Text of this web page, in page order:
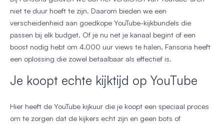
niet te duur hoeft te zijn. Daarom bieden we een
verscheidenheid aan goedkope YouTube-kijkbundels die
passen bij elk budget. Of je nu net je kanaal begint of een
boost nodig hebt om 4.000 uur views te halen, Fansoria heeft
een oplossing die zowel betaalbaar als effectief is.
Je koopt echte kijktijd op YouTube
Hier heeft de YouTube kijkuur die je koopt een speciaal proces
om te zorgen dat de kijkers echt zijn en geen bots of